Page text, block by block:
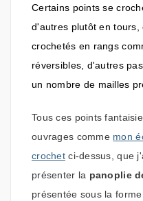
Certains points se
d'autres plutôt en
crochetés en rangs
réversibles, d'autres
un nombre de mailles
Tous ces points
ouvrages comme mon
crochetci-dessus, que
présenter la panoplie
présentée sous la